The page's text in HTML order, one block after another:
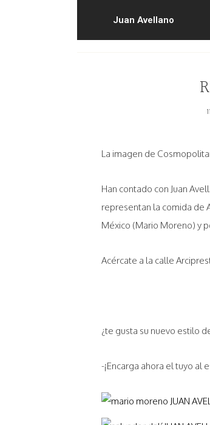
Juan Avellano
La imagen de
Han contado con Juan
representan la comida de
México (Mario Moreno) y
Acércate a la calle
¿te gusta su nuevo estilo
-¡Encarga ahora el tuyo al